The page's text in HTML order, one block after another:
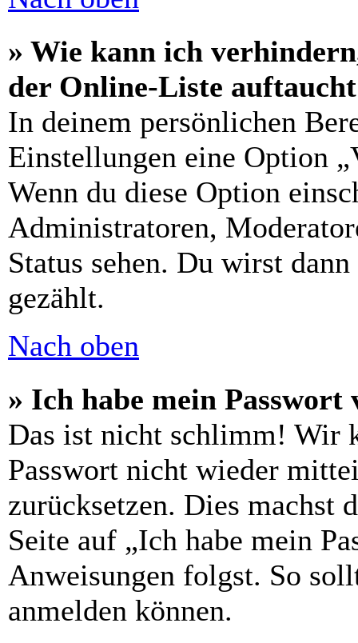
» Wie kann ich
der Online-Liste
In deinem persönlichen
Einstellungen eine Option
Wenn du diese Option
Administratoren,
Status sehen. Du wirst
gezählt.
Nach oben
» Ich habe mein Passwort
Das ist nicht schlimm! Wir
Passwort nicht wieder
zurücksetzen. Dies machst
Seite auf „Ich habe mein
Anweisungen folgst. So
anmelden können.